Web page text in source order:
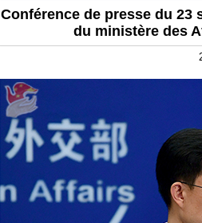
Conférence de presse du 23
du ministère des